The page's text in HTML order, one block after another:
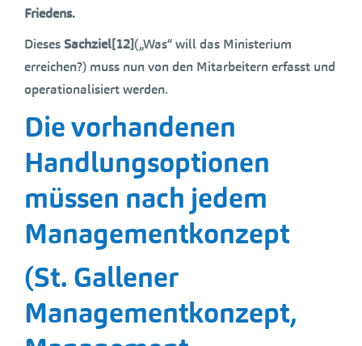
Friedens.
DiesesSachziel[12](„Was“ will das Ministerium
erreichen?) muss nun von den Mitarbeitern erfasst und
operationalisiert werden.
Die vorhandenen
Handlungsoptionen
müssen nach jedem
Managementkonzept
(St. Gallener
Managementkonzept,